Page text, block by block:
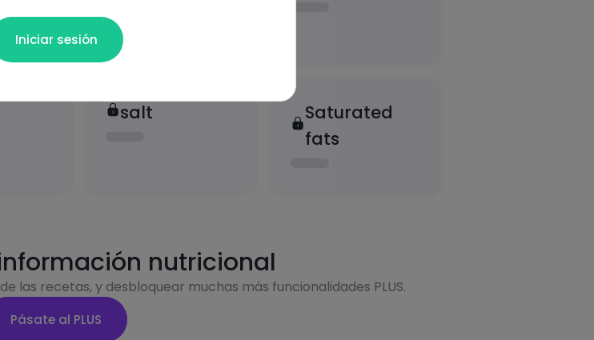
salt
Saturated
fats
nutricional
las recetas, y desbloquear muchas más funcionalidades PLUS.
Pásate al PLUS
Iniciar sesión